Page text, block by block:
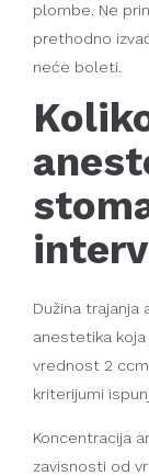
plombe. Ne
prethodno
neće boleti.
Dužina trajanja
anestetika koja
vrednost 2
kriterijumi
Koncentracija
zavisnosti od